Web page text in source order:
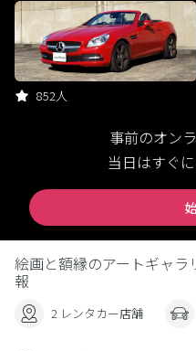
852人
事前のオン
当日はすぐ
絵画と額縁のアートギャ
報
2 レンタカー店舗